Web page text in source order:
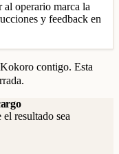
al operario marca la
y feedback en
contigo. Esta
resultado sea